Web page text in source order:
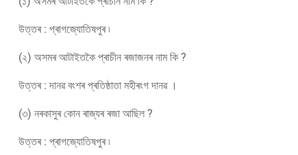
উত্তৰ : প্ৰাগজ্যোতিষপুৰ ৷
(২) অসমৰ আটাইতকৈ প্ৰাচীন ৰজাজনৰ নাম কি ?
উত্তৰ : দানৱ বংশৰ প্ৰতিষ্ঠাতা মহীৰংগ দানৱ ।
(৩) নৰকাসুৰ কোন ৰাজ্যৰ ৰজা আছিল ?
উত্তৰ : প্ৰাগজ্যোতিষপুৰ ৷